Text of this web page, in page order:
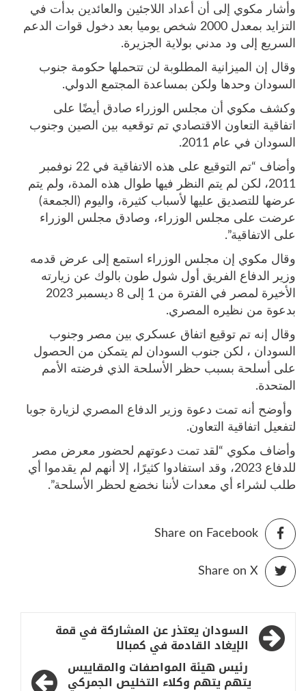
وأشار مكوي إلى أن أعداد اللاجئين والعائدين بدأت في
التزايد بمعدل 2000 شخص يوميا بعد دخول قوات الدعم
السريع إلى ود مدني بولاية الجزيرة.
وقال إن الميزانية المطلوبة لن تتحملها حكومة جنوب
السودان وحدها ولكن بمساعدة المجتمع الدولي.
وكشف مكوي أن مجلس الوزراء صادق أيضًا على
اتفاقية التعاون الاقتصادي تم توقعيه بين الصين وجنوب
السودان في عام 2011.
وأضاف “تم التوقيع على هذه الاتفاقية في 22 نوفمبر
2011، لكن لم يتم النظر فيها طوال هذه المدة، ولم يتم
عرضها للتصديق عليها لأسباب كثيرة، واليوم (الجمعة)
عرضت على مجلس الوزراء، وصادق مجلس الوزراء
على الاتفاقية”.
وقال مكوي إن مجلس الوزراء استمع إلى عرض قدمه
وزير الدفاع الفريق أول شول طون بالوك عن زيارته
الأخيرة لمصر في الفترة من 1 إلى 8 ديسمبر 2023
بدعوة من نظيره المصري.
وقال إنه تم توقيع اتفاق عسكري بين مصر وجنوب
السودان ، لكن جنوب السودان لم يتمكن من الحصول
على أسلحة بسبب حظر الأسلحة الذي فرضته الأمم
المتحدة.
وأوضح أنه تمت دعوة وزير الدفاع المصري لزيارة جوبا
لتفعيل اتفاقية التعاون.
وأضاف مكوي “لقد تمت دعوتهم لحضور معرض مصر
للدفاع 2023، وقد استفادوا كثيرًا، إلا أنهم لم يقدموا أي
طلب لشراء أي معدات لأننا نخضع لحظر الأسلحة”.
Share on Facebook
Share on X
تصفّح
المقالات
السودان يعتذر عن المشاركة في قمة
الإيغاد القادمة في كمبالا
رئيس هيئة المواصفات والمقاييس
يتهم يتهم وكلاء التخليص الجمركي